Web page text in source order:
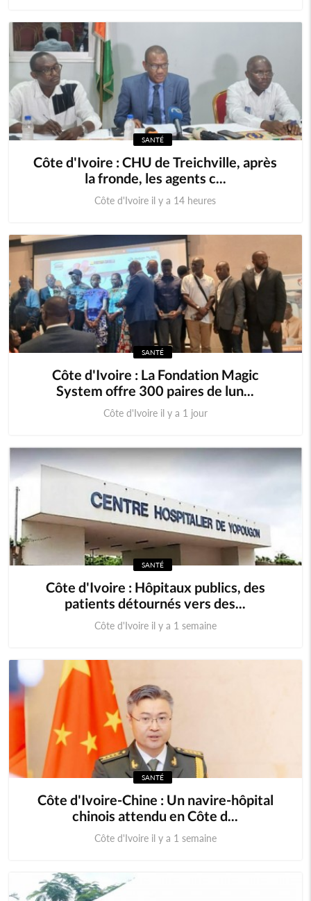
Ethiopie Gambie
Ghana Guinée
Guinée Bissau Guinnée Equatorial
Madagascar
Mauritanie Mozambique
Namibie Niger
Nigeria Ouganda
Sao Tomé
Sierra Leone Somalie
Tanzanie Tchad
Zambie
Zimbabwe Algérie
Comores Egypte
Tunisie
Soudan du sud
Monde
SANTÉ
Côte d'Ivoire : CHU de Treichville, après
la fronde, les agents c...
Côte d'Ivoire il y a 14 heures
SANTÉ
Côte d'Ivoire : La Fondation Magic
System offre 300 paires de lun...
Côte d'Ivoire il y a 1 jour
SANTÉ
Côte d'Ivoire : Hôpitaux publics, des
patients détournés vers des...
Côte d'Ivoire il y a 1 semaine
SANTÉ
Côte d'Ivoire-Chine : Un navire-hôpital
chinois attendu en Côte d...
Côte d'Ivoire il y a 1 semaine